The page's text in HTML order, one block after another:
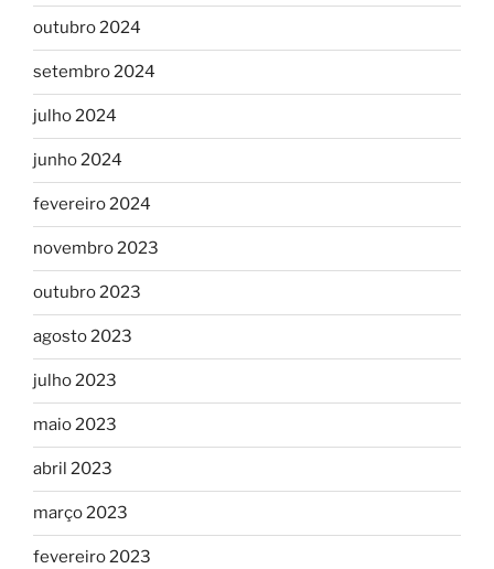
outubro 2024
setembro 2024
julho 2024
junho 2024
fevereiro 2024
novembro 2023
outubro 2023
agosto 2023
julho 2023
maio 2023
abril 2023
março 2023
fevereiro 2023